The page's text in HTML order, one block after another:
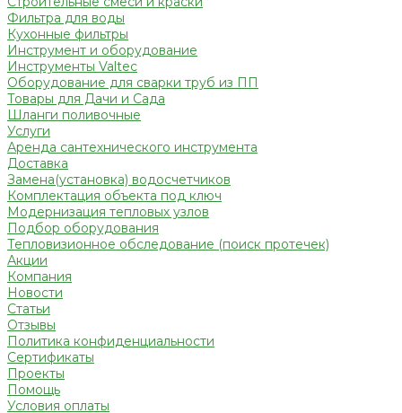
Фильтра для воды
Кухонные фильтры
Инструмент и оборудование
Инструменты Valtec
Оборудование для сварки труб из ПП
Товары для Дачи и Сада
Шланги поливочные
Услуги
Аренда сантехнического инструмента
Доставка
Замена(установка) водосчетчиков
Комплектация объекта под ключ
Модернизация тепловых узлов
Подбор оборудования
Тепловизионное обследование (поиск протечек)
Акции
Компания
Новости
Статьи
Отзывы
Политика конфиденциальности
Сертификаты
Проекты
Помощь
Условия оплаты